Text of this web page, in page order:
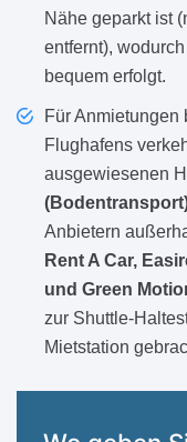
Nähe geparkt ist
entfernt),
bequem erfolgt.
Für
Flughafens
ausgewiesenen
Anbietern
Rent A Car,
und Green
zur Shuttle-
Mietstation